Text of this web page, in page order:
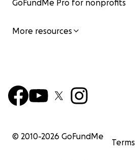
GoFundMe Pro for nonprofits
More resources
© 2010-2026 GoFundMe
Terms